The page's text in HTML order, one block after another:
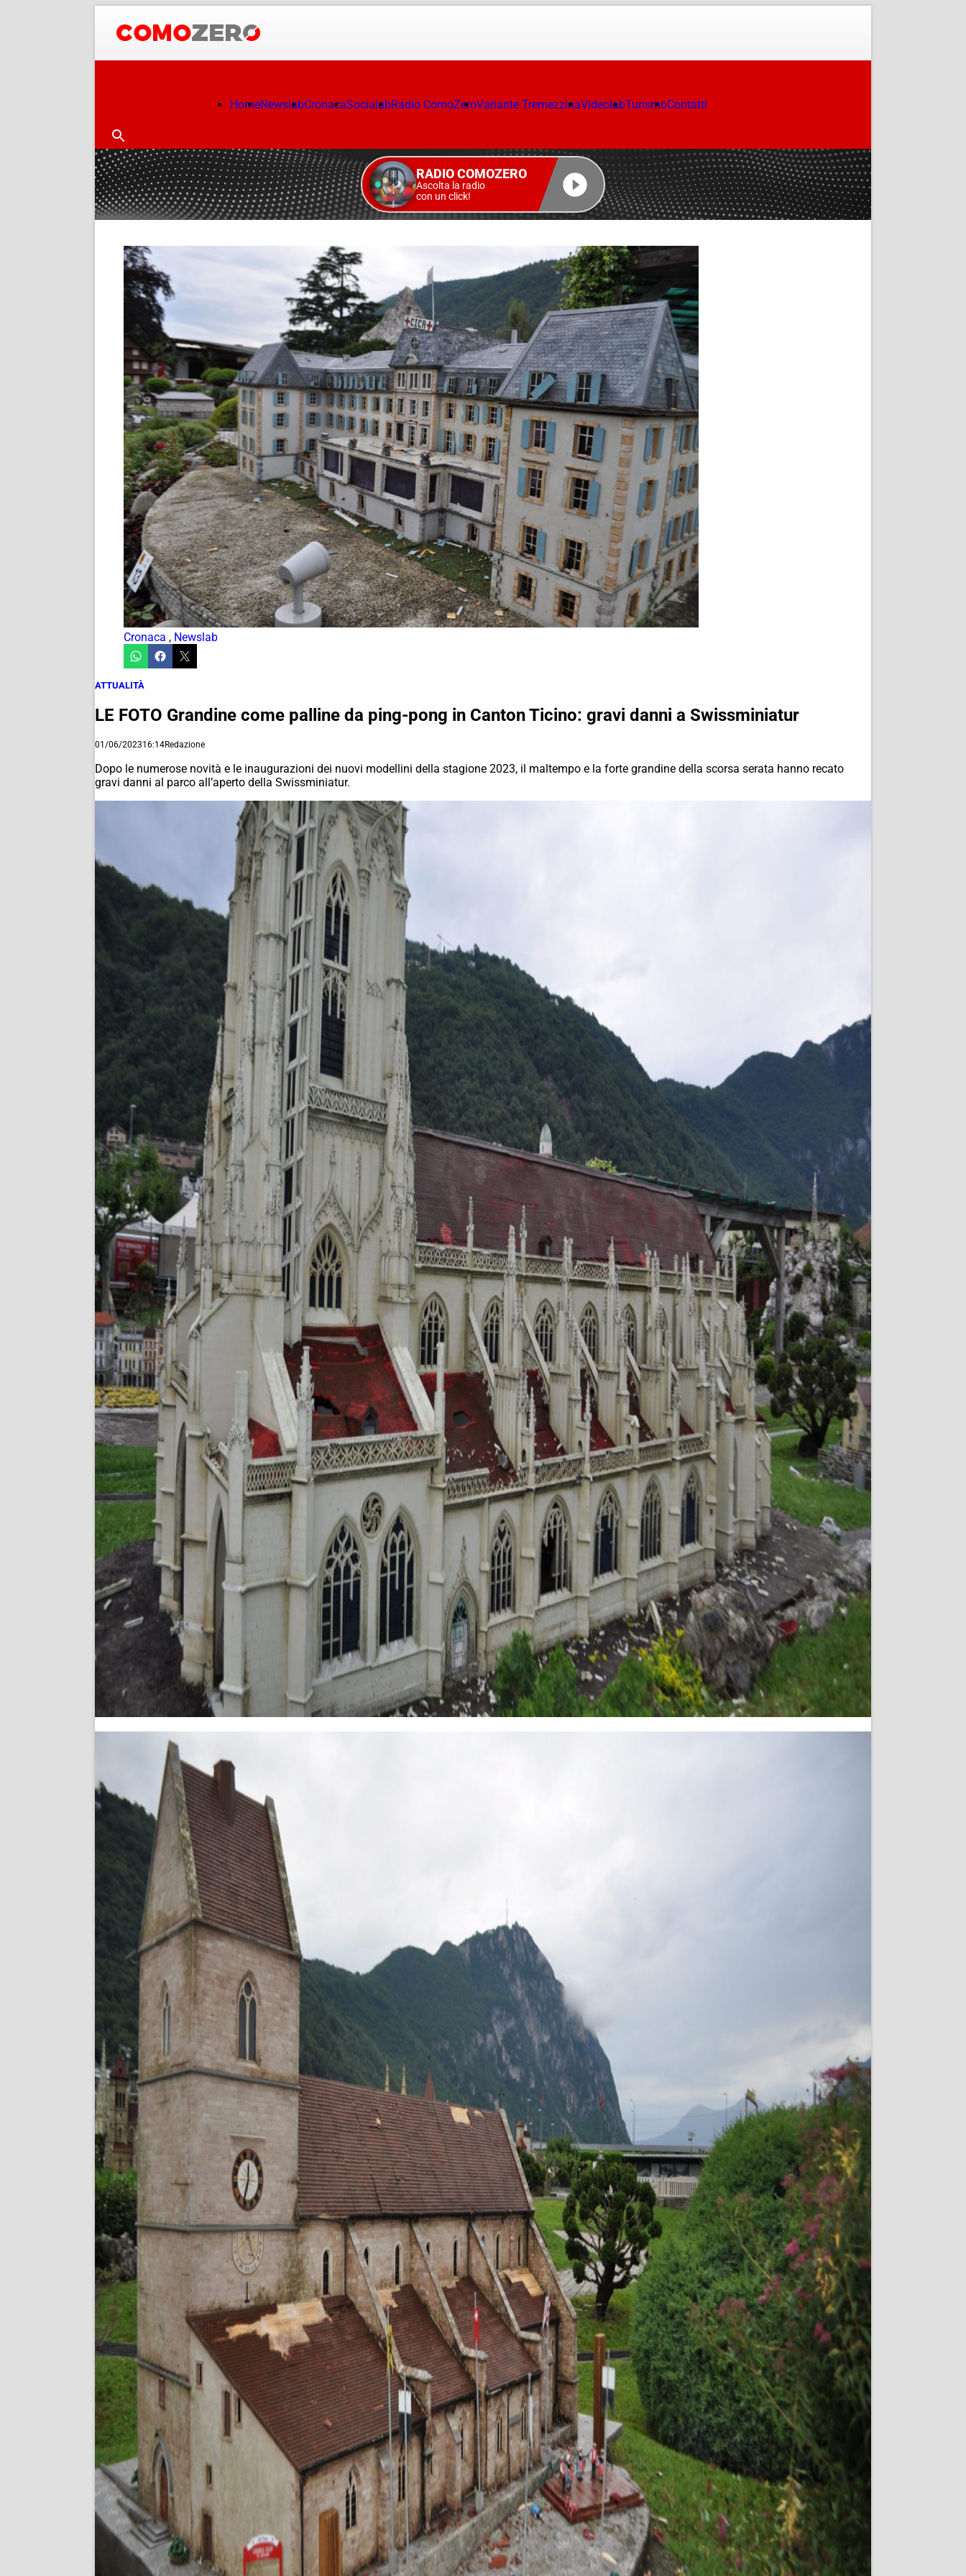
HomeNewslabCronacaSocialabRadio ComoZeroVariante TremezzinaVideolabTurismoContatti
RADIO COMOZERO
Ascolta la radio
con un click!
Cronaca , Newslab
ATTUALITÀ
LE FOTO Grandine come palline da ping-pong in Canton Ticino: gravi danni a Swissminiatur
01/06/202316:14Redazione
Dopo le numerose novità e le inaugurazioni dei nuovi modellini della stagione 2023, il maltempo e la forte grandine della scorsa serata hanno recato
gravi danni al parco all’aperto della Swissminiatur.